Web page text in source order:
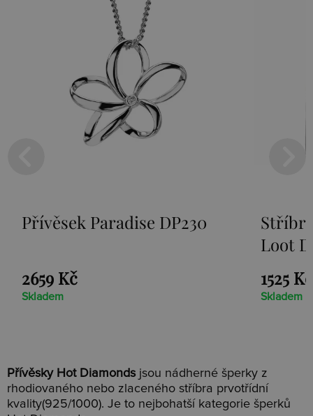
Přívěsek Paradise DP230
2659 Kč
Skladem
Loot
1525 Kč
Skladem
Přívěsky Hot Diamonds jsou nádherné šperky z
rhodiovaného nebo zlaceného stříbra prvotřídní
kvality(925/1000). Je to nejbohatší kategorie šperků